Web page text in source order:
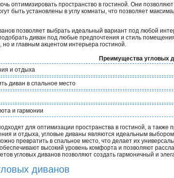
оптимизировать пространство в гостиной. Они
быть установлены в углу комнаты, что позволяет
позволяет выбрать идеальный вариант под любой
диван под любые предпочтения и стиль
и главным акцентом интерьера гостиной.
Преимущества угловых
и отдыха
диван в спальное место
и гармонии
для оптимизации пространства в гостиной, а
и отдыха, угловые диваны являются идеальным
превратить в спальное место, что делает их
высокий уровень комфорта и позволяют
угловых диванов позволяют создать гармоничный и
диванов